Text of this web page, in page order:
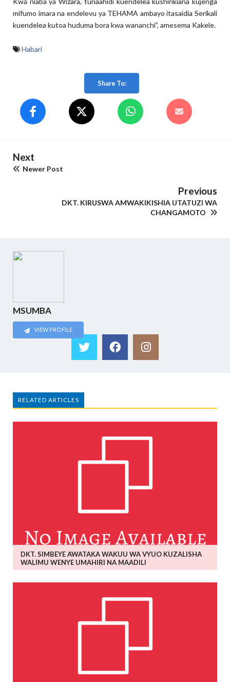
mifumo imara na endelevu ya TEHAMA ambayo itasaidia Serikali
kuendelea kutoa huduma bora kwa wananchi”, amesema Kakele.
Habari
Share To:
Next
Newer Post
Previous
DKT. KIRUSWA AMWAKIKISHIA UTATUZI WA
CHANGAMOTO
MSUMBA
VIEW PROFILE
RELATED ARTICLES
DKT. SIMBEYE AWATAKA WAKUU WA VYUO KUZALISHA
WALIMU WENYE UMAHIRI NA MAADILI